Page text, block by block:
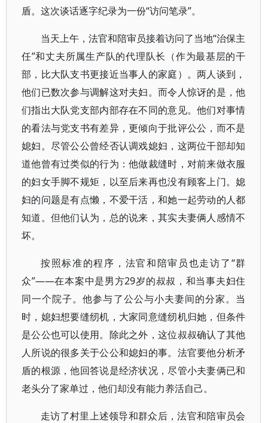
盾。这次谈话逐字纪录为一份“访问笔录”。
当天上午，法官和陪审员接着访问了当地“治保主
任”和丈夫所属生产队的代理队长（作为最基层的干
部，比大队支书更接近当事人的家庭）。两人谈到，
他们已数次参与调解这对夫妇。而令人惊讶的是，他
们指出大队党支部内部存在不同的意见。他们对事情
的看法与党支书有差异，更倾向于批评公公，而不是
媳妇。尽管公公曾经否认调戏媳妇，这两位干部却知
道他曾有过类似的行为：他做裁缝时，对前来做衣服
的妇女手脚不规矩，以至后来再也没有顾客上门。媳
妇的问题是有点懒，不爱干活，和她一起劳动的人都
知道。但他们认为，总的说来，其实夫妻俩人感情不
坏。
按照标准的程序，法官和陪审员也走访了“群
众”——在本案中是男方29岁的叔叔，和当事夫妇住
同一个院子。他参与了公公与小夫妻间的分家。当
时，媳妇想要缝纫机，大家同意缝纫机归她，但条件
是公公也可以使用。除此之外，这位叔叔确认了其他
人所说的很多关于公公和媳妇的事。法官要他分析矛
盾的根源，他回答说是经济状况，尽管小夫妻俩已和
老头分了家单过，他们却没有能力养活自己。
走访了村里上述领导和群众后，法官和陪审员会